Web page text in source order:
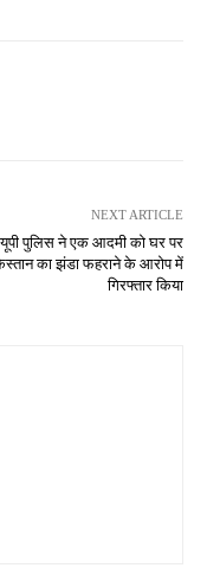
NEXT ARTICLE
यूपी पुलिस ने एक आदमी को घर पर
का झंडा फहराने के आरोप में
गिरफ्तार किया